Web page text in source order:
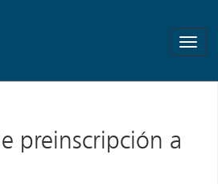
preinscripción a